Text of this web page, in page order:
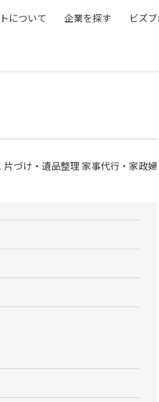
について 企業を探す ビズ
づけ・遺品整理 家事代行・家政婦